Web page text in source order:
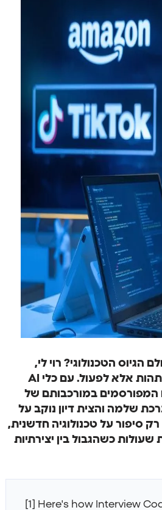
הטכנולוגי? רוי לי,
סטודנט בן 21 מאוניברסיטת קולומביה, החליט לא רק לתהות אלא לפעול. עם כלי AI
המפורסמים במורכבותם של
שלמה והצית דיון נוקב על
רק סיפור על טכנולוגיה חדשנית,
כשהגבול בין יצירתיות
[1] Here's how Interview